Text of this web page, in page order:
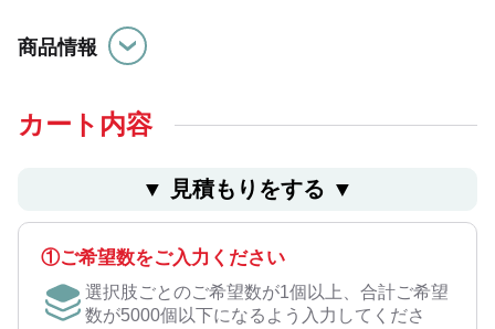
ホワイト軸には、名入れ印刷も可能です。
商品情報
カート内容
▼ ⾒積もりをする ▼
①ご希望数をご入力ください
選択肢ごとのご希望数が1個以上、合計ご希望
数が5000個以下になるよう入力してくださ